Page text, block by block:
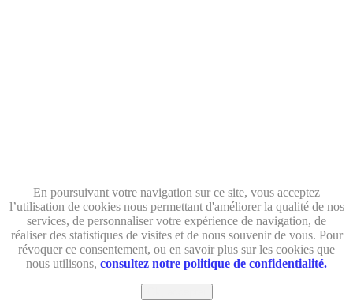
En poursuivant votre navigation sur ce site, vous acceptez
l’utilisation de cookies nous permettant d'améliorer la qualité de nos
services, de personnaliser votre expérience de navigation, de
réaliser des statistiques de visites et de nous souvenir de vous. Pour
révoquer ce consentement, ou en savoir plus sur les cookies que
nous utilisons, consultez notre politique de confidentialité.